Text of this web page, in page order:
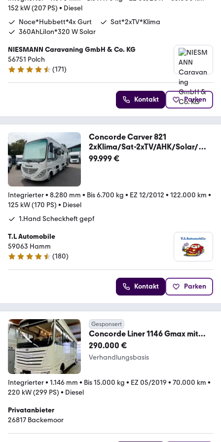
152 kW (207 PS) • Diesel
Noce*Hubbett*4x Gurt
Sat*2xTV*Klima
360AhLiIon*320 W Solar
NIESMANN Caravaning GmbH & Co. KG
56751 Polch
4.7 Sterne
(171)
Kontakt Parken
Concorde Carver 821
2xKlima/Sat-2xTV/AHK/Solar/
1.Hand
99.999 €
Integrierter• 8.280 mm • Bis 6.700 kg • EZ 12/2012 • 122.000 km •
125 kW (170 PS) • Diesel
1.Hand Scheckheft gepf
T.L Automobile
59063 Hamm
4.6 Sterne
(180)
Kontakt Parken
Gesponsert
Concorde Liner 1146 Gmax mit
Mini Cooper Garage
290.000 €
Verhandlungsbasis
Integrierter• 1.146 mm • Bis 15.000 kg • EZ 05/2019 • 70.000 km •
220 kW (299 PS) • Diesel
Privatanbieter
26817 Backemoor